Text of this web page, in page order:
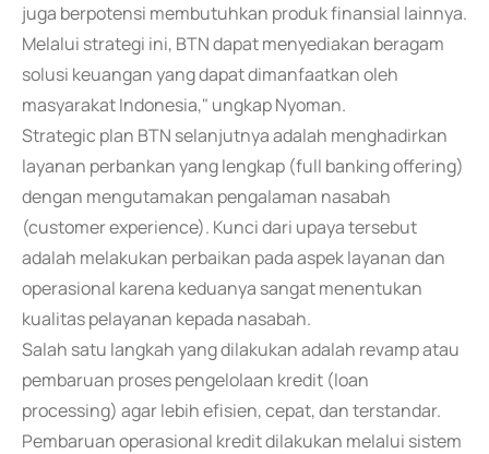
juga berpotensi membutuhkan produk finansial lainnya.
Melalui strategi ini, BTN dapat menyediakan beragam
solusi keuangan yang dapat dimanfaatkan oleh
masyarakat Indonesia," ungkap Nyoman.
Strategic plan BTN selanjutnya adalah menghadirkan
layanan perbankan yang lengkap (full banking offering)
dengan mengutamakan pengalaman nasabah
(customer experience). Kunci dari upaya tersebut
adalah melakukan perbaikan pada aspek layanan dan
operasional karena keduanya sangat menentukan
kualitas pelayanan kepada nasabah.
Salah satu langkah yang dilakukan adalah revamp atau
pembaruan proses pengelolaan kredit (loan
processing) agar lebih efisien, cepat, dan terstandar.
Pembaruan operasional kredit dilakukan melalui sistem